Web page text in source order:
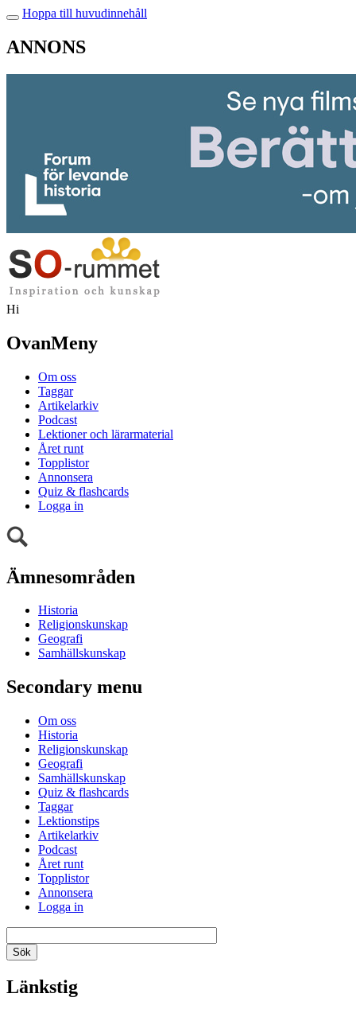
Hoppa till huvudinnehåll
ANNONS
Hi
OvanMeny
Om oss
Taggar
Artikelarkiv
Podcast
Lektioner och lärarmaterial
Året runt
Topplistor
Annonsera
Quiz & flashcards
Logga in
Ämnesområden
Historia
Religionskunskap
Geografi
Samhällskunskap
Secondary menu
Om oss
Historia
Religionskunskap
Geografi
Samhällskunskap
Quiz & flashcards
Taggar
Lektionstips
Artikelarkiv
Podcast
Året runt
Topplistor
Annonsera
Logga in
Länkstig